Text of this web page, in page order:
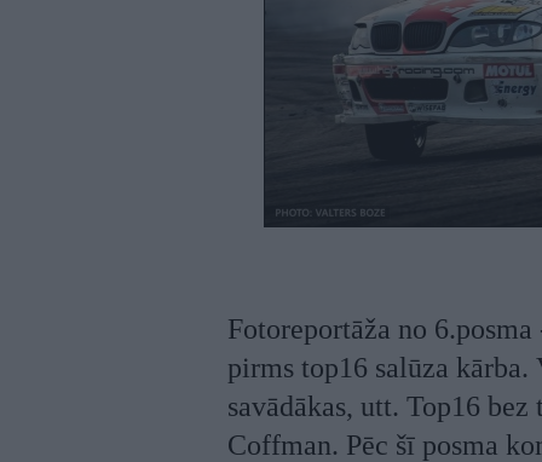
Fotoreportāža no
pirms top16 salūza
savādākas, utt. Top16
Coffman. Pēc šī posma